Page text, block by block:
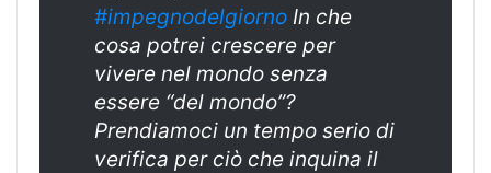
#impegnodelgiorno In che
cosa potrei crescere per
vivere nel mondo senza
essere “del mondo”?
Prendiamoci un tempo serio di
verifica per ciò che inquina il